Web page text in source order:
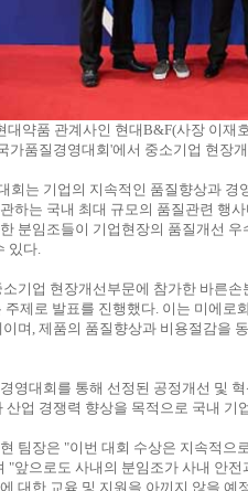
대약품 관계사인 현대B&F(사장 이재
가품질경영대회'에서 중소기업 현장
회는 기업의 지속적인 품질향상과
하는 국내 최대 규모의 품질관련 행
분임조들이 기업현장의 품질개선
있다.
소기업 현장개선부문에 참가한 바른
주제로 발표를 진행했다. 이는 미에로
며, 제품의 품질향상과 비용절감을
영대회를 통해 선정된 공정개선 및
산업 경쟁력 향상을 목적으로 국내 기
팀장은 "이번 대회 수상은 지속적으
"앞으로도 사내의 분임조가 사내 안
대한 교육 및 지원을 아끼지 않을 예